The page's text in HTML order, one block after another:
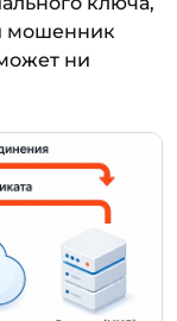
мошенник
ни